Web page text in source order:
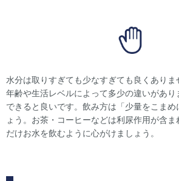
水分は取りすぎても少なすぎても良くあり
年齢や生活レベルによって多少の違いがあり
できると良いです。飲み方は「少量をこまめ
ょう。お茶・コーヒーなどは利尿作用が含
だけお水を飲むように心がけましょう。